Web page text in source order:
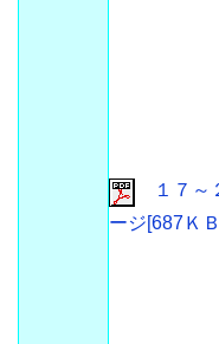
１７～
ージ[687Ｋ